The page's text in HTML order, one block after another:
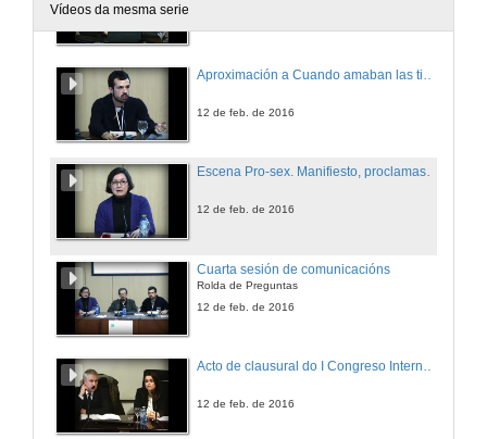
Vídeos da mesma serie
12 de feb. de 2016
Escena Pro-sex. Manifiesto, proclamas e palabras de disidentes
12 de feb. de 2016
Cuarta sesión de comunicacións
Rolda de Preguntas
12 de feb. de 2016
Acto de clausural do I Congreso Internacional de Novos Investigadores en Estudos Literarios e Culturais
12 de feb. de 2016